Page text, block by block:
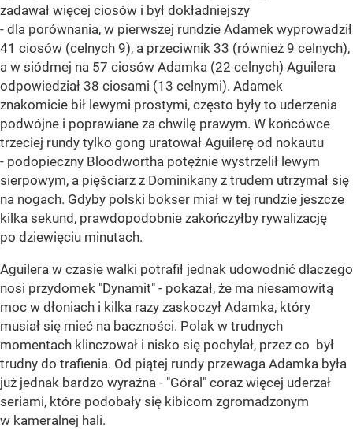
zadawał więcej ciosów i był dokładniejszy
- dla porównania, w pierwszej rundzie Adamek wyprowadził
41 ciosów (celnych 9), a przeciwnik 33 (również 9 celnych),
a w siódmej na 57 ciosów Adamka (22 celnych) Aguilera
odpowiedział 38 ciosami (13 celnymi). Adamek
znakomicie bił lewymi prostymi, często były to uderzenia
podwójne i poprawiane za chwilę prawym. W końcówce
trzeciej rundy tylko gong uratował Aguilerę od nokautu
- podopieczny Bloodwortha potężnie wystrzelił lewym
sierpowym, a pięściarz z Dominikany z trudem utrzymał się
na nogach. Gdyby polski bokser miał w tej rundzie jeszcze
kilka sekund, prawdopodobnie zakończyłby rywalizację
po dziewięciu minutach.
Aguilera w czasie walki potrafił jednak udowodnić dlaczego
nosi przydomek "Dynamit" - pokazał, że ma niesamowitą
moc w dłoniach i kilka razy zaskoczył Adamka, który
musiał się mieć na baczności. Polak w trudnych
momentach klinczował i nisko się pochylał, przez co był
trudny do trafienia. Od piątej rundy przewaga Adamka była
już jednak bardzo wyraźna - "Góral" coraz więcej uderzał
seriami, które podobały się kibicom zgromadzonym
w kameralnej hali.